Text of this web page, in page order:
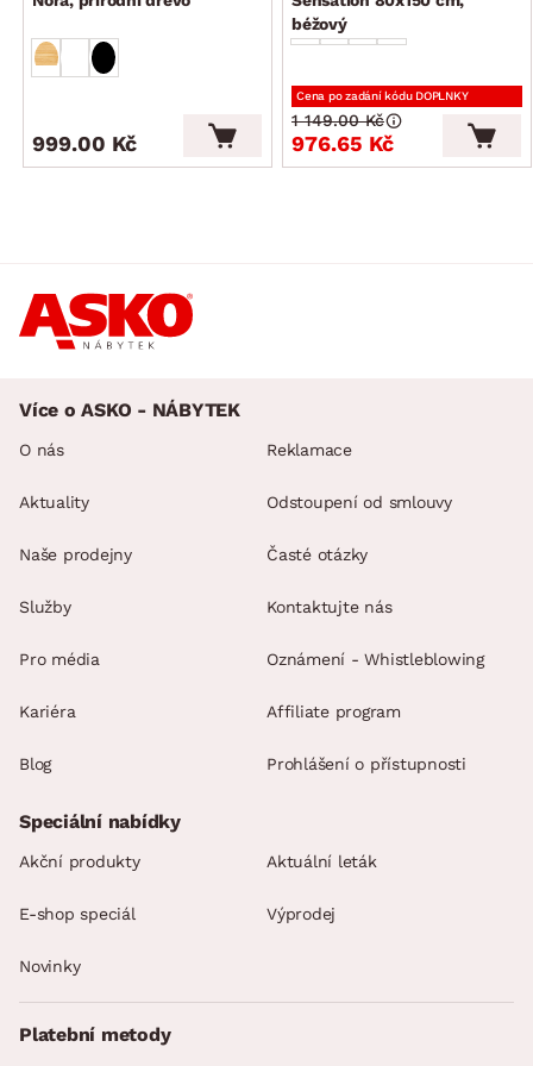
dodáváno v demontu
999.00 Kč
béžový
Cena po zadání kódu DOPLNKY
976.65 Kč
1 149.00 Kč
Více o ASKO - NÁBYTEK
O nás
Aktuality
Naše prodejny
Služby
Pro média
Kariéra
Blog
Reklamace
Odstoupení od smlouvy
Časté otázky
Kontaktujte nás
Oznámení - Whistleblowing
Affiliate program
Prohlášení o přístupnosti
Speciální nabídky
Akční produkty Aktuální leták
E-shop speciál Výprodej
Novinky
Platební metody